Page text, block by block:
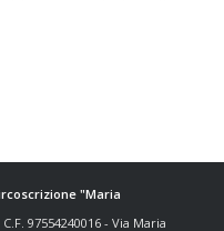
"Maria
C.F. 97554240016 - Via Maria